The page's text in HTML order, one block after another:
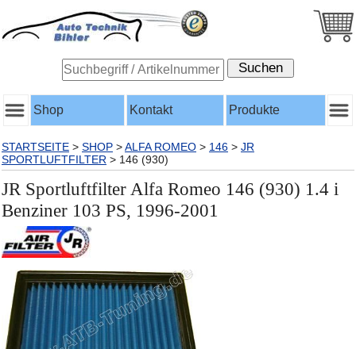
Shop Kontakt Produkte
STARTSEITE > SHOP >ALFA ROMEO > 146 > JR
SPORTLUFTFILTER > 146 (930)
JR Sportluftfilter Alfa Romeo 146 (930) 1.4 i
Benziner 103 PS, 1996-2001